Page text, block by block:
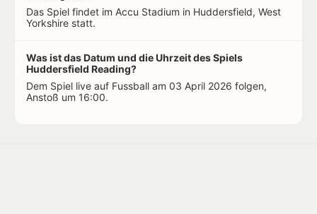
Das Spiel findet im Accu Stadium in Huddersfield, West
Yorkshire statt.
Was ist das Datum und die Uhrzeit des Spiels
Huddersfield Reading?
Dem Spiel live auf Fussball am 03 April 2026 folgen,
Anstoß um 16:00.